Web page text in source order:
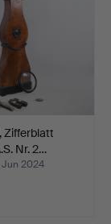
Zifferblatt
Nr. 2…
2024